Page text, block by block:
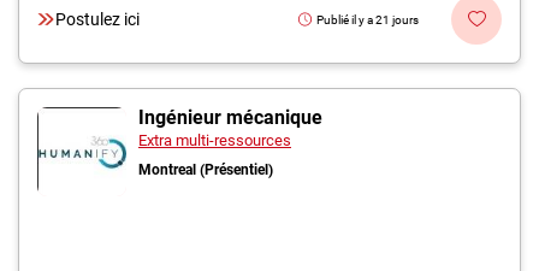
Postulez ici Publié il y a 21 jours
Ingénieur mécanique
Extra multi-ressources
Montreal (Présentiel)